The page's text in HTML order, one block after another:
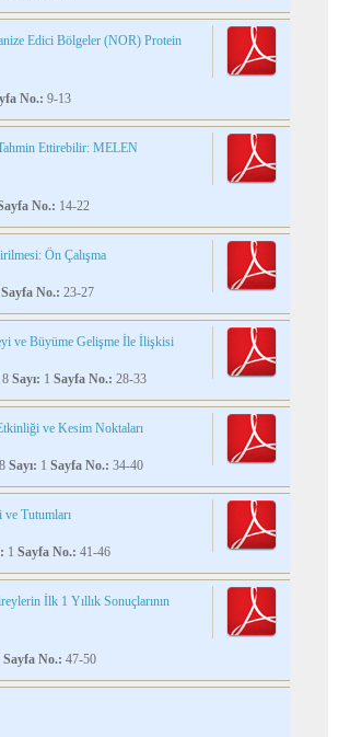
Edici Bölgeler (NOR) Protein
No.: 9-13
Ettirebilir: MELEN
No.: 14-22
Ön Çalışma
Sayfa No.: 23-27
ve Büyüme Gelişme İle İlişkisi
8 Sayı: 1 Sayfa No.: 28-33
ve Kesim Noktaları
8 Sayı: 1 Sayfa No.: 34-40
Tutumları
1 Sayfa No.: 41-46
İlk 1 Yıllık Sonuçlarının
Sayfa No.: 47-50